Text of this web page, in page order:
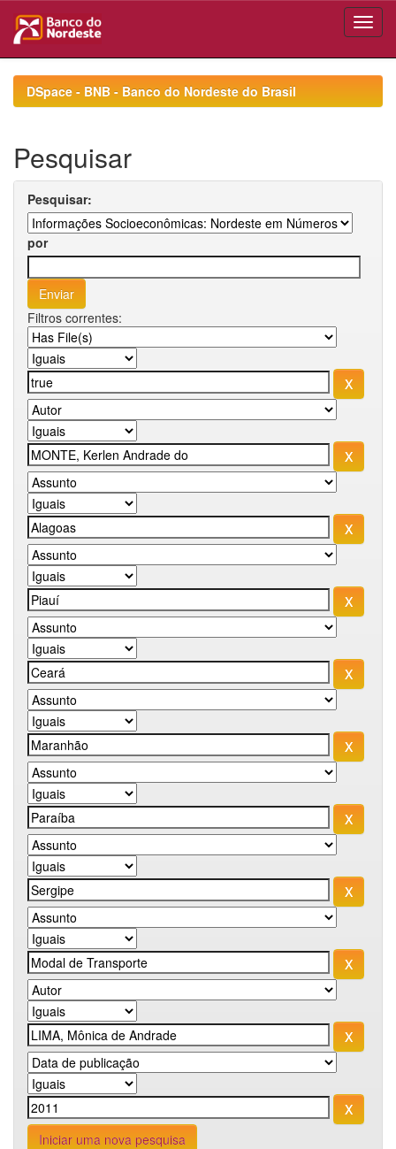
navigationDSpace - BNB - Banco do Nordeste do Brasil
Pesquisar
Pesquisar:
por
Filtros correntes:
Iniciar uma nova pesquisa